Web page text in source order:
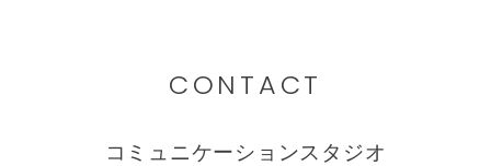
CONTACT
コミュニケーションスタジオ